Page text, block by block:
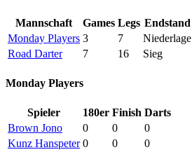
Mannschaft Games Legs Endstand
Monday Players 3 7
Niederlage
Road Darter
7 16 Sieg
Monday Players
Spieler 180er Finish Darts
Brown Jono
0 0
0
Kunz Hanspeter 0 0
0